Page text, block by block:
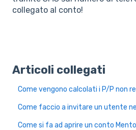
collegato al conto!
Articoli collegati
Come vengono calcolati i P/P non
Come faccio a invitare un utente
Come si fa ad aprire un conto